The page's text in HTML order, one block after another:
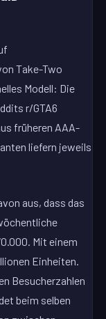
Take-Two
Modell: Die
r/GTA6
früheren AAA-
liefern jeweils
aus, dass das
Mit einem
Einheiten.
Besucherzahlen
beim selben